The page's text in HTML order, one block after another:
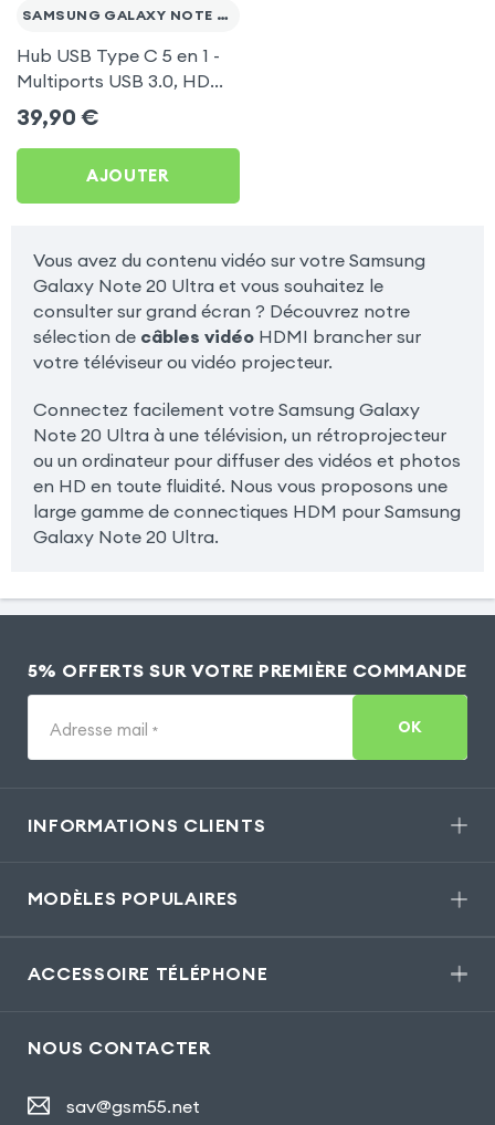
SAMSUNG GALAXY NOTE 20 ULTRA
Hub USB Type C 5 en 1 -
Multiports USB 3.0, HDMI
4K et Type-C, Akashi -
Gris pour Samsung Galaxy
Note 20 Ultra
39,90 €
AJOUTER
Vous avez du contenu vidéo sur votre Samsung
Galaxy Note 20 Ultra et vous souhaitez le
consulter sur grand écran ? Découvrez notre
sélection de câbles vidéoHDMI brancher sur
votre téléviseur ou vidéo projecteur.
Connectez facilement votre Samsung Galaxy
Note 20 Ultra à une télévision, un rétroprojecteur
ou un ordinateur pour diffuser des vidéos et photos
en HD en toute fluidité. Nous vous proposons une
large gamme de connectiques HDM pour Samsung
Galaxy Note 20 Ultra.
5% OFFERTS SUR VOTRE PREMIÈRE COMMANDE
Adresse mail * OK
INFORMATIONS CLIENTS
MODÈLES POPULAIRES
ACCESSOIRE TÉLÉPHONE
NOUS CONTACTER
sav@gsm55.net